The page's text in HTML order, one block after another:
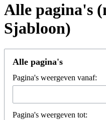
Alle pagina's
Sjabloon)
Alle pagina's
Pagina's weergeven vanaf:
Pagina's weergeven tot: